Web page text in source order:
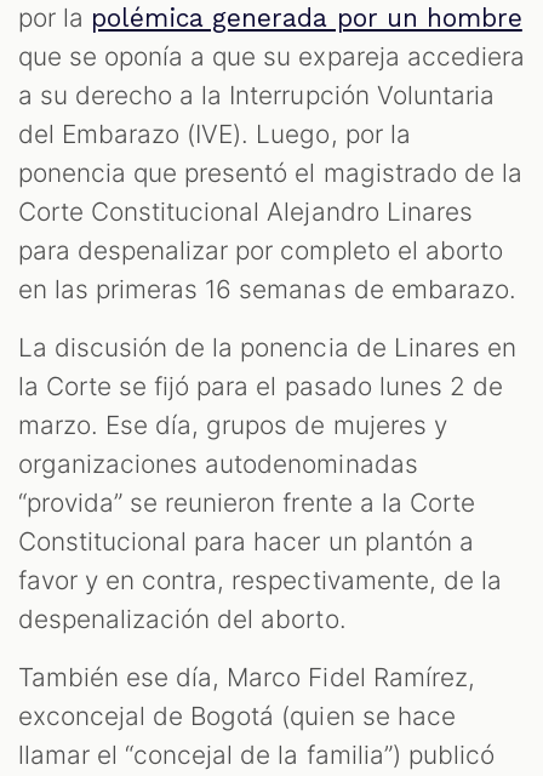
por la polémica generada por un hombre
que se oponía a que su expareja accediera
a su derecho a la Interrupción Voluntaria
del Embarazo (IVE). Luego, por la
ponencia que presentó el magistrado de la
Corte Constitucional Alejandro Linares
para despenalizar por completo el aborto
en las primeras 16 semanas de embarazo.
La discusión de la ponencia de Linares en
la Corte se fijó para el pasado lunes 2 de
marzo. Ese día, grupos de mujeres y
organizaciones autodenominadas
“provida” se reunieron frente a la Corte
Constitucional para hacer un plantón a
favor y en contra, respectivamente, de la
despenalización del aborto.
También ese día, Marco Fidel Ramírez,
exconcejal de Bogotá (quien se hace
llamar el “concejal de la familia”) publicó